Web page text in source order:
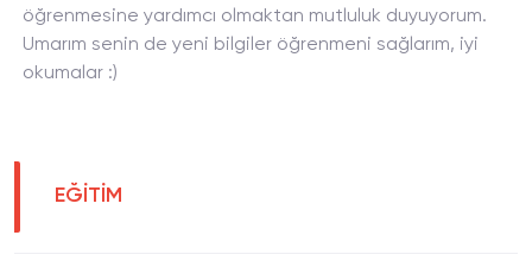
öğrenmesine yardımcı olmaktan mutluluk duyuyorum.
Umarım senin de yeni bilgiler öğrenmeni sağlarım, iyi
okumalar :)
EĞİTİM